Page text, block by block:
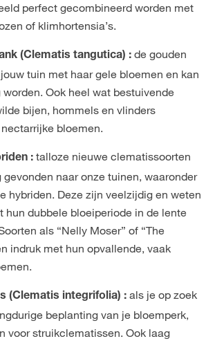
perfect gecombineerd worden met
of klimhortensia’s.
(Clematis tangutica) : de gouden
tuin met haar gele bloemen en kan
Ook heel wat bestuivende
bijen, hommels en vlinders
bloemen.
: talloze nieuwe clematissoorten
gevonden naar onze tuinen, waaronder
hybriden. Deze zijn veelzijdig en weten
hun dubbele bloeiperiode in de lente
als “Nelly Moser” of “The
indruk met hun opvallende, vaak
(Clematis integrifolia) : als je op zoek
beplanting van je bloemperk,
voor struikclematissen. Ook laag